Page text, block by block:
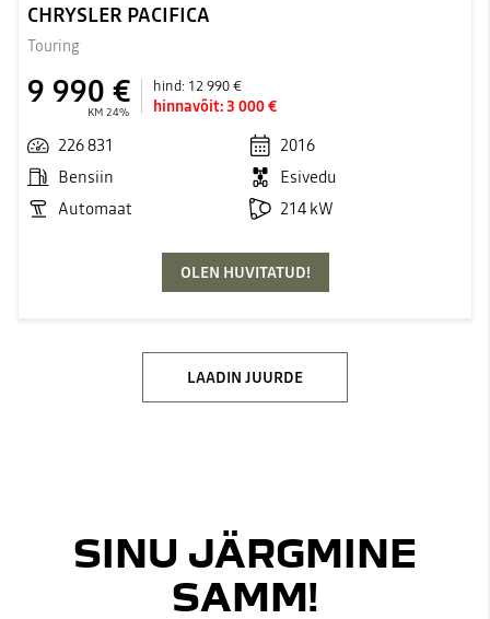
CHRYSLER PACIFICA
Touring
9 990 €
KM 24%
hind: 12 990 €
hinnavõit:3 000 €
226 831
2016
Bensiin
Esivedu
Automaat
214 kW
OLEN HUVITATUD!
LAADIN JUURDE
SINU JÄRGMINE
SAMM!